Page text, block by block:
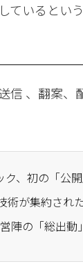
いるとい
、翻案、
ク、初の「